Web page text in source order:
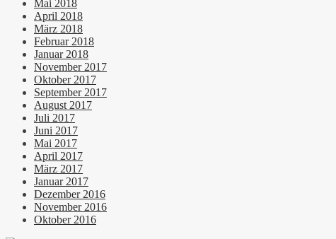
Mai 2018
April 2018
März 2018
Februar 2018
Januar 2018
November 2017
Oktober 2017
September 2017
August 2017
Juli 2017
Juni 2017
Mai 2017
April 2017
März 2017
Januar 2017
Dezember 2016
November 2016
Oktober 2016